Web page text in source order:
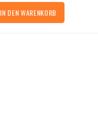
IN DEN WARENKORB